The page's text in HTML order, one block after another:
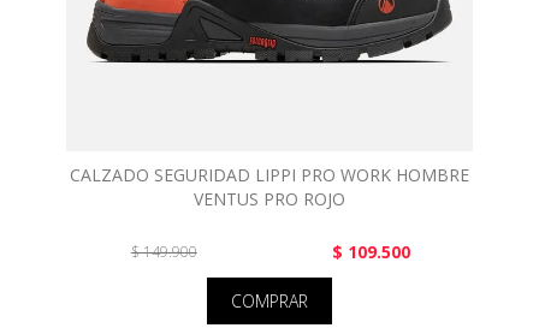
CALZADO SEGURIDAD LIPPI PRO WORK HOMBRE
VENTUS PRO ROJO
$ 149.900 $ 109.500
COMPRAR